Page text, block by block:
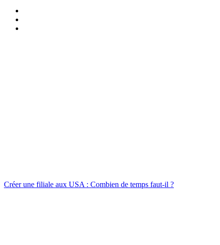
Créer une filiale aux USA : Combien de temps faut-il ?